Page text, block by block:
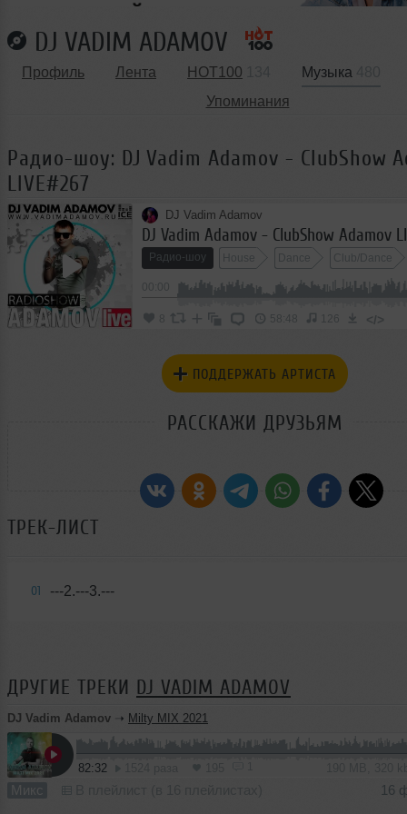
DJ VADIM ADAMOV
Профиль Лента HOT100 Музыка
Упоминания
Радио-шоу: DJ Vadim Adamov - ClubShow
LIVE#267
DJ Vadim Adamov
DJ Vadim Adamov - ClubShow Adamov
Радио-шоу House Dance Club/Dance
58:48 126 </>
ПОДДЕРЖАТЬ АРТИСТА
РАССКАЖИ ДРУЗЬЯМ
ТРЕК-ЛИСТ
01 ---2.---3.---
ДРУГИЕ ТРЕКИ DJ VADIM ADAMOV
DJ Vadim Adamov ➝ Milty MIX 2021
82:32
Микс 16